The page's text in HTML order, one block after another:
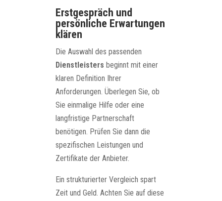
Erstgespräch und
persönliche Erwartungen
klären
Die Auswahl des passenden
Dienstleisters beginnt mit einer
klaren Definition Ihrer
Anforderungen. Überlegen Sie, ob
Sie einmalige Hilfe oder eine
langfristige Partnerschaft
benötigen. Prüfen Sie dann die
spezifischen Leistungen und
Zertifikate der Anbieter.
Ein strukturierter Vergleich spart
Zeit und Geld. Achten Sie auf diese